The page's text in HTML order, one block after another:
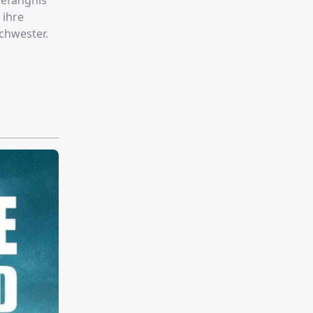
ihre